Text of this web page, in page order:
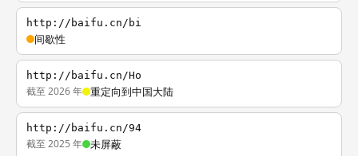
http://baifu.cn/bi
间歇性
http://baifu.cn/Ho
截至 2026 年 重定向到中国大陆
http://baifu.cn/94
截至 2025 年 未屏蔽